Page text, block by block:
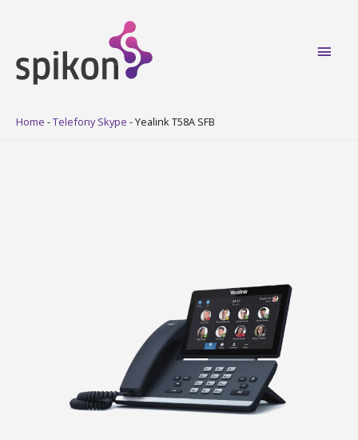
Main
Home -Telefony Skype -Yealink T58A SFB